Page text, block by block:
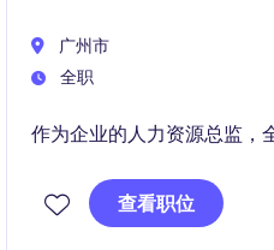
广州市
全职
作为企业的人力资源总监，
查看职位